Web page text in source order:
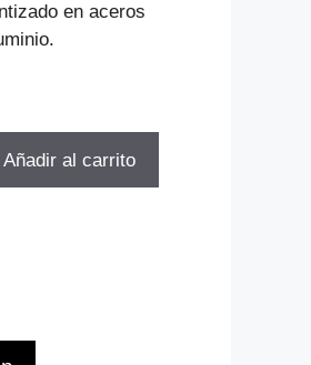
en aceros
Añadir al carrito